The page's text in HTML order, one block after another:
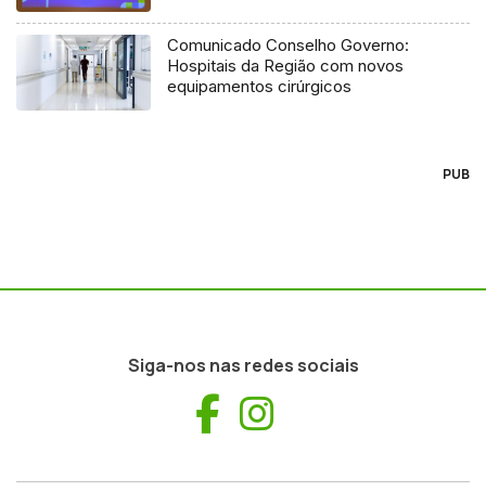
Comunicado Conselho Governo:
Hospitais da Região com novos
equipamentos cirúrgicos
PUB
Siga-nos nas redes sociais
Facebook